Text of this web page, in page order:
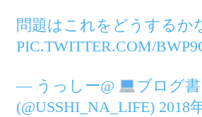
問題はこれをどうするか
PIC.TWITTER.COM/
— うっしー@
ブログ
(@USSHI_NA_LIFE) 2018